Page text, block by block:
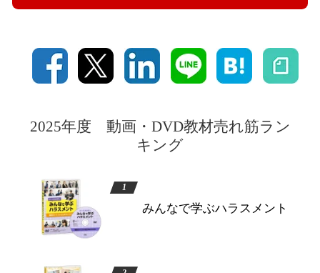
2025年度 動画・DVD教材売れ筋ラン
キング
みんなで学ぶハラスメント